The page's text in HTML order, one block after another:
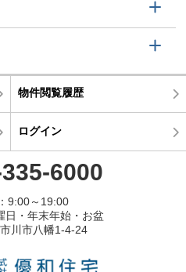
物件閲覧履歴
ログイン
6000
9:00～19:00
日・年末年始・お盆
川市八幡1-4-24